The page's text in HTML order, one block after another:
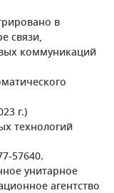
в
связи,
коммуникаций
г.)
технологий
57640.
унитарное
агентство